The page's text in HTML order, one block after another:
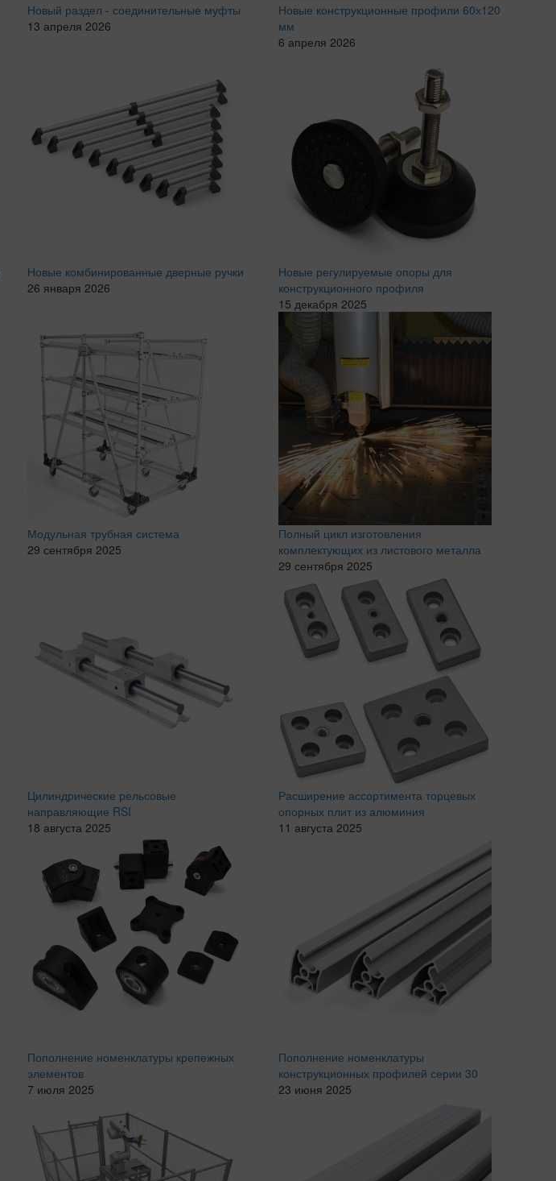
Новый раздел - соединительные муфты
13 апреля 2026
Новые конструкционные профили 60х120
мм
6 апреля 2026
Новые комбинированные дверные ручки
26 января 2026
Новые регулируемые опоры для
конструкционного профиля
15 декабря 2025
Модульная трубная система
29 сентября 2025
Полный цикл изготовления
комплектующих из листового металла
29 сентября 2025
Цилиндрические рельсовые
направляющие RSI
18 августа 2025
Расширение ассортимента торцевых
опорных плит из алюминия
11 августа 2025
Пополнение номенклатуры крепежных
элементов
7 июля 2025
Пополнение номенклатуры
конструкционных профилей серии 30
23 июня 2025